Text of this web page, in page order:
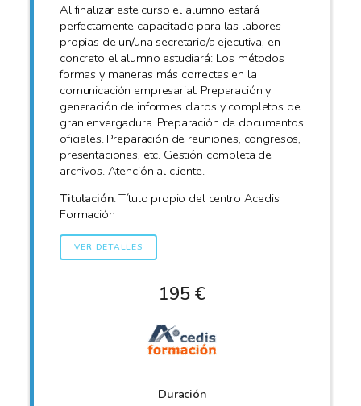
Al finalizar este curso el alumno estará
perfectamente capacitado para las labores
propias de un/una secretario/a ejecutiva, en
concreto el alumno estudiará: Los métodos
formas y maneras más correctas en la
comunicación empresarial. Preparación y
generación de informes claros y completos de
gran envergadura. Preparación de documentos
oficiales. Preparación de reuniones, congresos,
presentaciones, etc. Gestión completa de
archivos. Atención al cliente.
Titulación: Título propio del centro Acedis
Formación
VER DETALLES
195 €
Duración